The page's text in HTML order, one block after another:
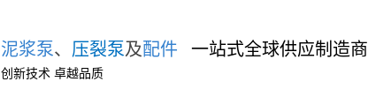
泥浆泵、 压裂泵及配件 一站式全球供应制造商
创新技术 卓越品质